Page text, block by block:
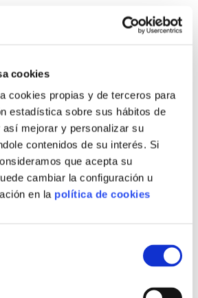
cookies
cookies propias y de terceros para
estadística sobre sus hábitos de
así mejorar y personalizar su
contenidos de su interés. Si
que acepta su
cambiar la configuración u
en la política de cookies
multitud de productos
es fundamental, ya que
les garantizamosel mejor, así
insuperable , adaptándonos a sus
como la microfiltración para
del vinagredurante más
de multitud de alimentos. Se
salsas, conservas,